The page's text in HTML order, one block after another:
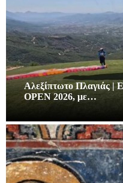
Αλεξίπτωτο Πλαγιάς |
OPEN 2026, με…